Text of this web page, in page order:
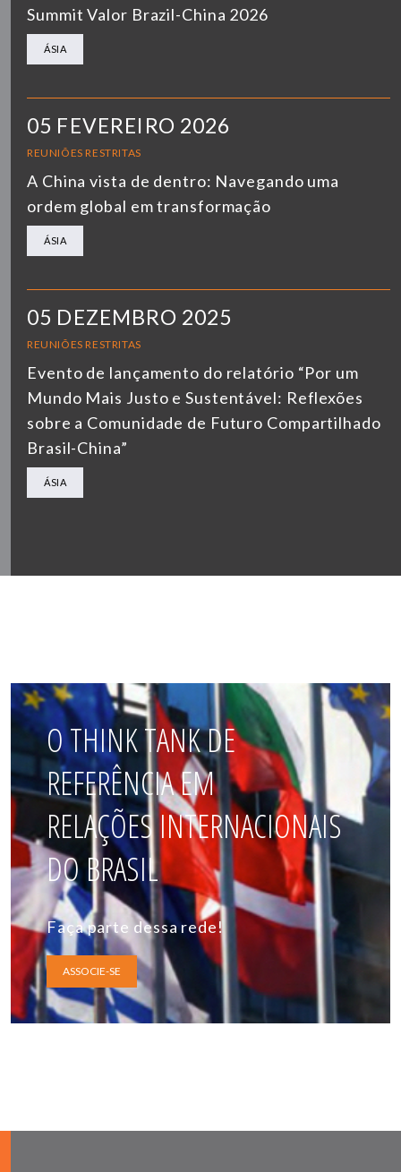
Summit Valor Brazil-China 2026
ÁSIA
05 FEVEREIRO 2026
REUNIÕES RESTRITAS
A China vista de dentro: Navegando uma
ordem global em transformação
ÁSIA
05 DEZEMBRO 2025
REUNIÕES RESTRITAS
Evento de lançamento do relatório “Por um
Mundo Mais Justo e Sustentável: Reflexões
sobre a Comunidade de Futuro Compartilhado
Brasil-China”
ÁSIA
O THINK TANK DE
REFERÊNCIA EM
RELAÇÕES INTERNACIONAIS
DO BRASIL
Faça parte dessa rede!
ASSOCIE-SE